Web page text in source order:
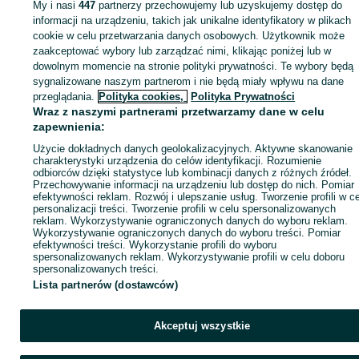
Zaloguj się lub załóż konto na OLX, aby skontaktować się z
sprzedającym
Zaloguj się / Załóż konto
My i nasi447 partnerzy przechowujemy lub uzyskujemy dostęp do
informacji na urządzeniu, takich jak unikalne identyfikatory w plikach
cookie w celu przetwarzania danych osobowych. Użytkownik może
zaakceptować wybory lub zarządzać nimi, klikając poniżej lub w
dowolnym momencie na stronie polityki prywatności. Te wybory będą
sygnalizowane naszym partnerom i nie będą miały wpływu na dane
przeglądania. Polityka cookies, Polityka Prywatności
Wraz z naszymi partnerami przetwarzamy dane w celu
zapewnienia:
Użycie dokładnych danych geolokalizacyjnych. Aktywne skanowanie
charakterystyki urządzenia do celów identyfikacji. Rozumienie
odbiorców dzięki statystyce lub kombinacji danych z różnych źródeł.
Przechowywanie informacji na urządzeniu lub dostęp do nich. Pomiar
efektywności reklam. Rozwój i ulepszanie usług. Tworzenie profili w
personalizacji treści. Tworzenie profili w celu spersonalizowanych
reklam. Wykorzystywanie ograniczonych danych do wyboru reklam.
Wykorzystywanie ograniczonych danych do wyboru treści. Pomiar
efektywności treści. Wykorzystanie profili do wyboru
spersonalizowanych reklam. Wykorzystywanie profili w celu doboru
spersonalizowanych treści.
Lista partnerów (dostawców)
Akceptuj wszystkie